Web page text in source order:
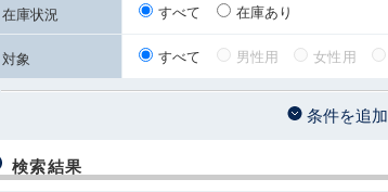
在庫状況 すべて 在庫あり
対象 すべて 男性用 女性用
条件を追加
検索結果